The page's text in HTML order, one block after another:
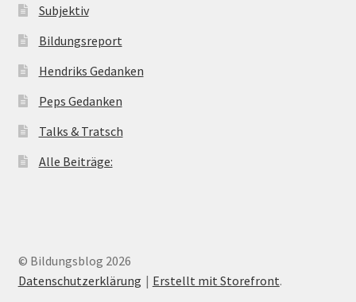
Subjektiv
Bildungsreport
Hendriks Gedanken
Peps Gedanken
Talks & Tratsch
Alle Beiträge:
© Bildungsblog 2026
Datenschutzerklärung
Erstellt mit Storefront.